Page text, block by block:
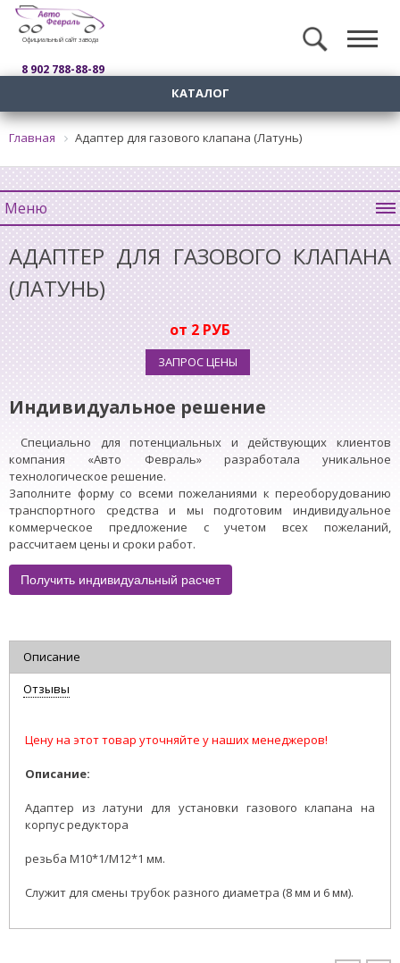
Официальный сайт завода
8 902 788-88-89
КАТАЛОГ
Главная Адаптер для газового клапана (Латунь)
Меню
АДАПТЕР ДЛЯ ГАЗОВОГО КЛАПАНА
(ЛАТУНЬ)
от 2 РУБ
ЗАПРОС ЦЕНЫ
Индивидуальное решение
Специально для потенциальных и действующих клиентов
компания «Авто Февраль» разработала уникальное
технологическое решение.
Заполните форму со всеми пожеланиями к переоборудованию
транспортного средства и мы подготовим индивидуальное
коммерческое предложение с учетом всех пожеланий,
рассчитаем цены и сроки работ.
Получить индивидуальный расчет
Описание
Отзывы
Цену на этот товар уточняйте у наших менеджеров!
Описание:
Адаптер из латуни для установки газового клапана на
корпус редуктора
резьба М10*1/М12*1 мм.
Служит для смены трубок разного диаметра (8 мм и 6 мм).